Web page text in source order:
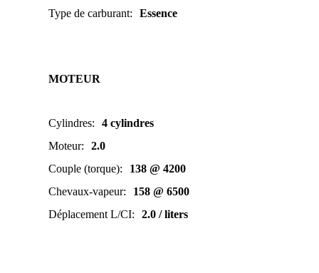
Type de carburant: Essence
MOTEUR
Cylindres:
4 cylindres
Moteur:
2.0
Couple (torque):
138 @ 4200
Chevaux-vapeur:
158 @ 6500
Déplacement L/CI: 2.0 / liters